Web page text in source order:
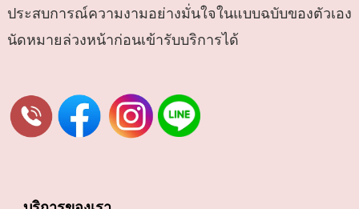
ประสบการณ์ความงามอย่างมั่นใจในแบบฉบับของตัวเอง
นัดหมายล่วงหน้าก่อนเข้ารับบริการได้